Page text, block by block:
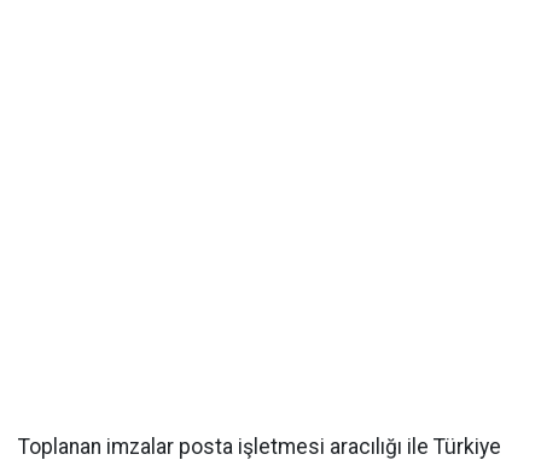
Toplanan imzalar posta işletmesi aracılığı ile Türkiye